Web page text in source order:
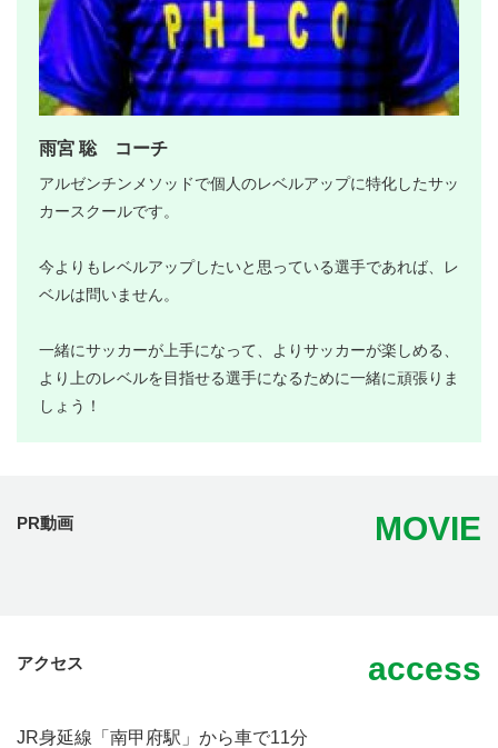
雨宮 聡 コーチ
アルゼンチンメソッドで個人のレベルアップに特化したサッ
カースクールです。
今よりもレベルアップしたいと思っている選手であれば、レ
ベルは問いません。
一緒にサッカーが上手になって、よりサッカーが楽しめる、
より上のレベルを目指せる選手になるために一緒に頑張りま
しょう！
PR動画 MOVIE
アクセス access
JR身延線「南甲府駅」から車で11分